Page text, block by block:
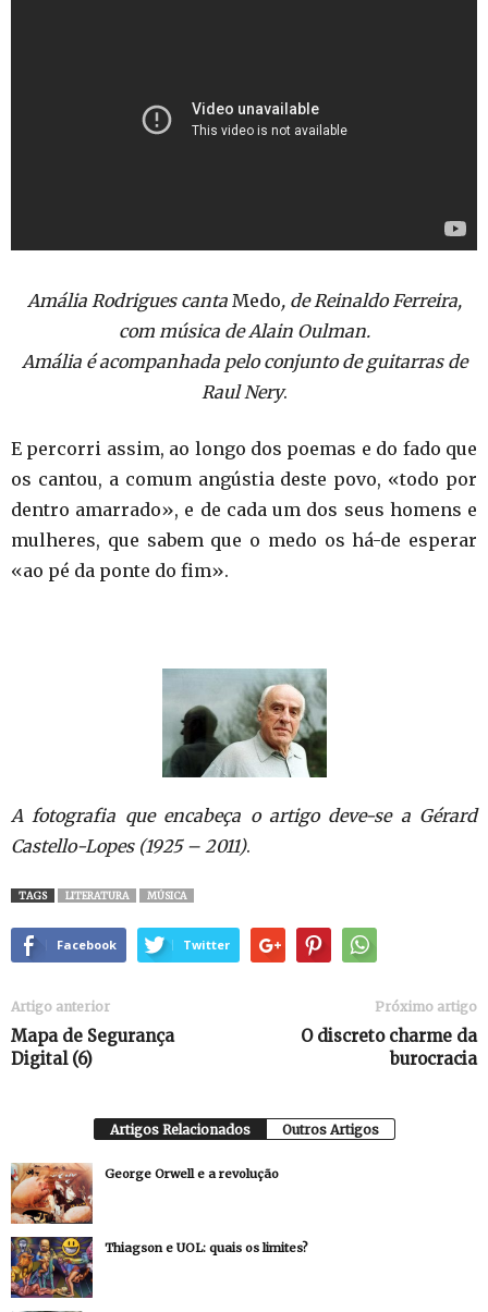
Amália Rodrigues cantaMedo, de Reinaldo Ferreira,
com música de Alain Oulman.
Amália é acompanhada pelo conjunto de guitarras de
Raul Nery.
E percorri assim, ao longo dos poemas e do fado que
os cantou, a comum angústia deste povo, «todo por
dentro amarrado», e de cada um dos seus homens e
mulheres, que sabem que o medo os há-de esperar
«ao pé da ponte do fim».
A fotografia que encabeça o artigo deve-se a Gérard
Castello-Lopes (1925 – 2011).
TAGS LITERATURA MÚSICA
Facebook Twitter
Artigo anterior
Mapa de Segurança
Digital (6)
Próximo artigo
O discreto charme da
burocracia
Artigos Relacionados Outros Artigos
George Orwell e a revolução
Thiagson e UOL: quais os limites?